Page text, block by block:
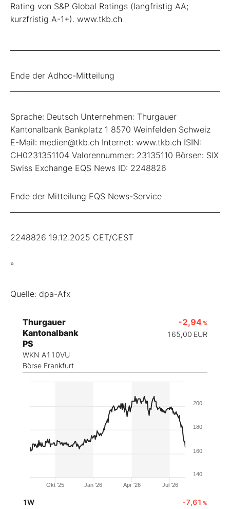
Rating von S&P Global Ratings (langfristig AA;
kurzfristig A-1+). www.tkb.ch
Ende der Adhoc-Mitteilung
Sprache: Deutsch Unternehmen: Thurgauer
Kantonalbank Bankplatz 1 8570 Weinfelden Schweiz
E-Mail: medien@tkb.ch Internet: www.tkb.ch ISIN:
CH0231351104 Valorennummer: 23135110 Börsen: SIX
Swiss Exchange EQS News ID: 2248826
Ende der Mitteilung EQS News-Service
2248826 19.12.2025 CET/CEST
°
Quelle: dpa-Afx
Thurgauer
Kantonalbank
PS
WKN A110VU
Börse Frankfurt
-2,94 %
165,00 EUR
Okt '25 Jan '26 Apr '26 Jul '26
140
160
180
200
1W -7,61 %